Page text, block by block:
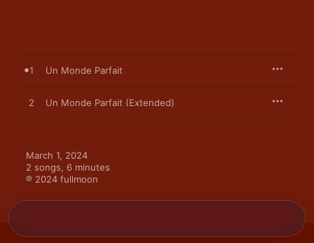
1 Un Monde Parfait
2 Un Monde Parfait (Extended)
March 1, 2024
2 songs, 6 minutes
℗ 2024 fullmoon